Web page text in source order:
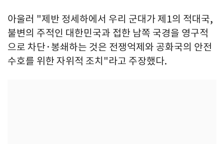
아울러 "제반 정세하에서 우리 군대가 제1의 적대국,
불변의 주적인 대한민국과 접한 남쪽 국경을 영구적
으로 차단·봉쇄하는 것은 전쟁억제와 공화국의 안전
수호를 위한 자위적 조치"라고 주장했다.